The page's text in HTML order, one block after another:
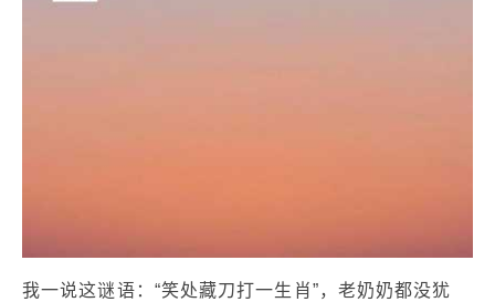
我一说这谜语：“笑处藏刀打一生肖”，老奶奶都没犹